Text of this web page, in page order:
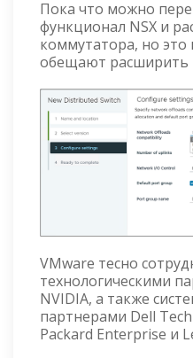
Пока что можно
функционал NSX и
коммутатора, но
обещают расширить
VMware тесно
технологическими
NVIDIA, а также
партнерами Dell
Packard Enterprise и